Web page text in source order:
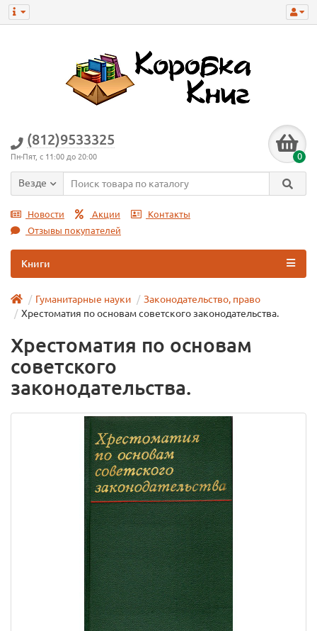
(812)9533325
Пн-Пят, с 11:00 до 20:00 0
Везде
Новости Акции
Контакты
Отзывы покупателей
Книги
Гуманитарные науки
Законодательство, право
Хрестоматия по основам советского законодательства.
Хрестоматия по основам
советского
законодательства.